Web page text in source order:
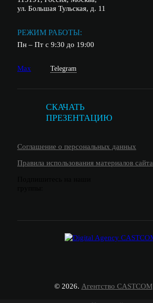
ул. Большая Тульская, д. 11
РЕЖИМ РАБОТЫ:
Пн – Пт с 9:30 до 19:00
Max Telegram
СКАЧАТЬ
ПРЕЗЕНТАЦИЮ
Соглашение о персональных данных
Правила использования материалов сайта
© 2026. Агентство CASTCOM